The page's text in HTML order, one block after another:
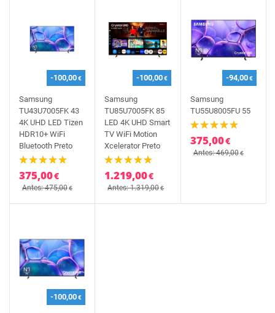
-100,00€
Samsung
TU43U7005FK 43
4K UHD LED Tizen
HDR10+ WiFi
Bluetooth Preto
375,00€
Antes: 475,00€
-100,00€
Samsung
TU85U7005FK 85
LED 4K UHD Smart
TV WiFi Motion
Xcelerator Preto
1.219,00€
Antes: 1.319,00€
-94,00€
Samsung
TU55U8005FU 55
375,00€
Antes: 469,00€
-100,00€